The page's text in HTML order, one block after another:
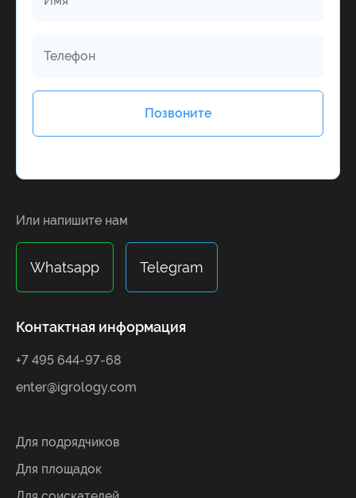
Или напишите нам
Whatsapp Telegram
Контактная информация
+7 495 644-97-68
enter@igrology.com
Для подрядчиков
Для площадок